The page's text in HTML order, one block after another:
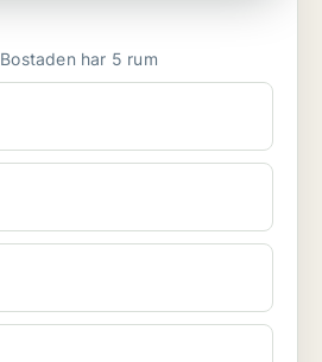
Hus att hyra i Timrå Bostaden har 5 rum